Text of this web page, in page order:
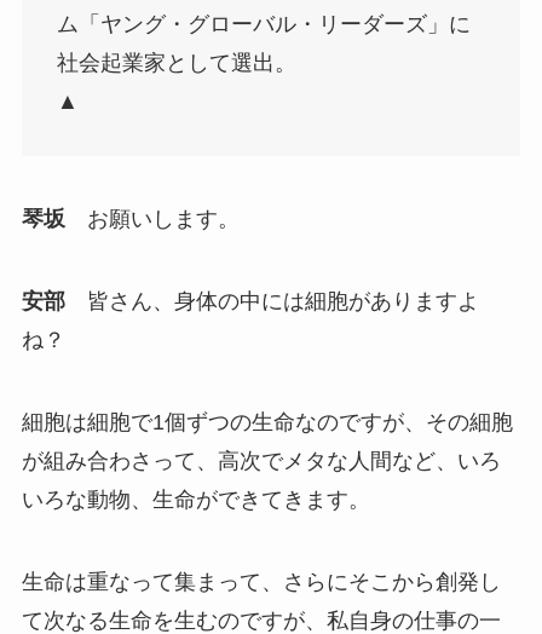
ム「ヤング・グローバル・リーダーズ」に
社会起業家として選出。
▲
琴坂お願いします。
安部皆さん、身体の中には細胞がありますよ
ね？
細胞は細胞で1個ずつの生命なのですが、その細胞
が組み合わさって、高次でメタな人間など、いろ
いろな動物、生命ができてきます。
生命は重なって集まって、さらにそこから創発し
て次なる生命を生むのですが、私自身の仕事の一